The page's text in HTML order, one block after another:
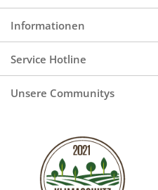
Informationen
Service Hotline
Unsere Communitys